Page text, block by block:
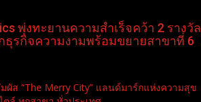
พุ่งทะยานความสำเร็จคว้า 2 รางวัล
ธุรกิจความงามพร้อมขยายสาขาที่ 6
ส “The Merry City” แลนด์มาร์กแห่งความสุข